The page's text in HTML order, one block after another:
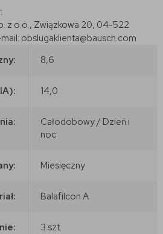
z o.o., Związkowa 20, 04-522
obslugaklienta@bausch.com
8,6
14,0
Całodobowy / Dzień i
noc
Miesięczny
Balafilcon A
3 szt.